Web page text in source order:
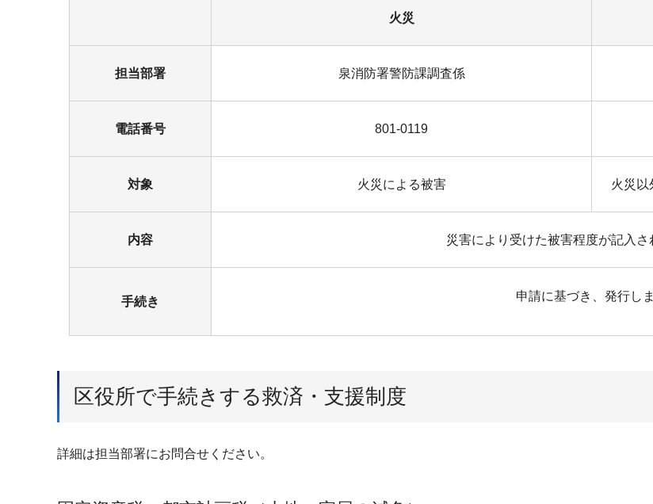
火災
担当部署 泉消防署警防課調査係
電話番号 801-0119
対象 火災による被害 火災以
内容 災害により受けた被害程度が記入さ
手続き 申請に基づき、発行し
区役所で手続きする救済・支援制度
詳細は担当部署にお問合せください。